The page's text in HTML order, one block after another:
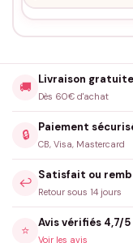
🚚
Livraison gratuite
Dès 60€ d'achat
🔒
Paiement
CB, Visa, Mastercard
↩️
Satisfait ou
Retour sous 14 jours
⭐
Avis vérifiés 4,7/5
Voir les avis